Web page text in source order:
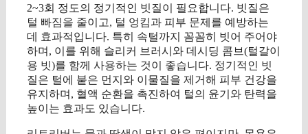
2~3회 정도의 정기적인 빗질이 필요합니다. 빗질은
털 빠짐을 줄이고, 털 엉킴과 피부 문제를 예방하는
데 효과적입니다. 특히 속털까지 꼼꼼히 빗어 주어야
하며, 이를 위해 슬리커 브러시와 데시딩 콤브(털갈이
용 빗)를 함께 사용하는 것이 좋습니다. 정기적인 빗
질은 털에 붙은 먼지와 이물질을 제거해 피부 건강을
유지하며, 혈액 순환을 촉진하여 털의 윤기와 탄력을
높이는 효과도 있습니다.